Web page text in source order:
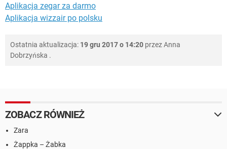
Aplikacja zegar za darmo
Aplikacja wizzair po polsku
Ostatnia aktualizacja: 19 gru 2017 o 14:20 przezAnna
Dobrzyńska .
ZOBACZ RÓWNIEŻ
Zara
Żappka – Żabka